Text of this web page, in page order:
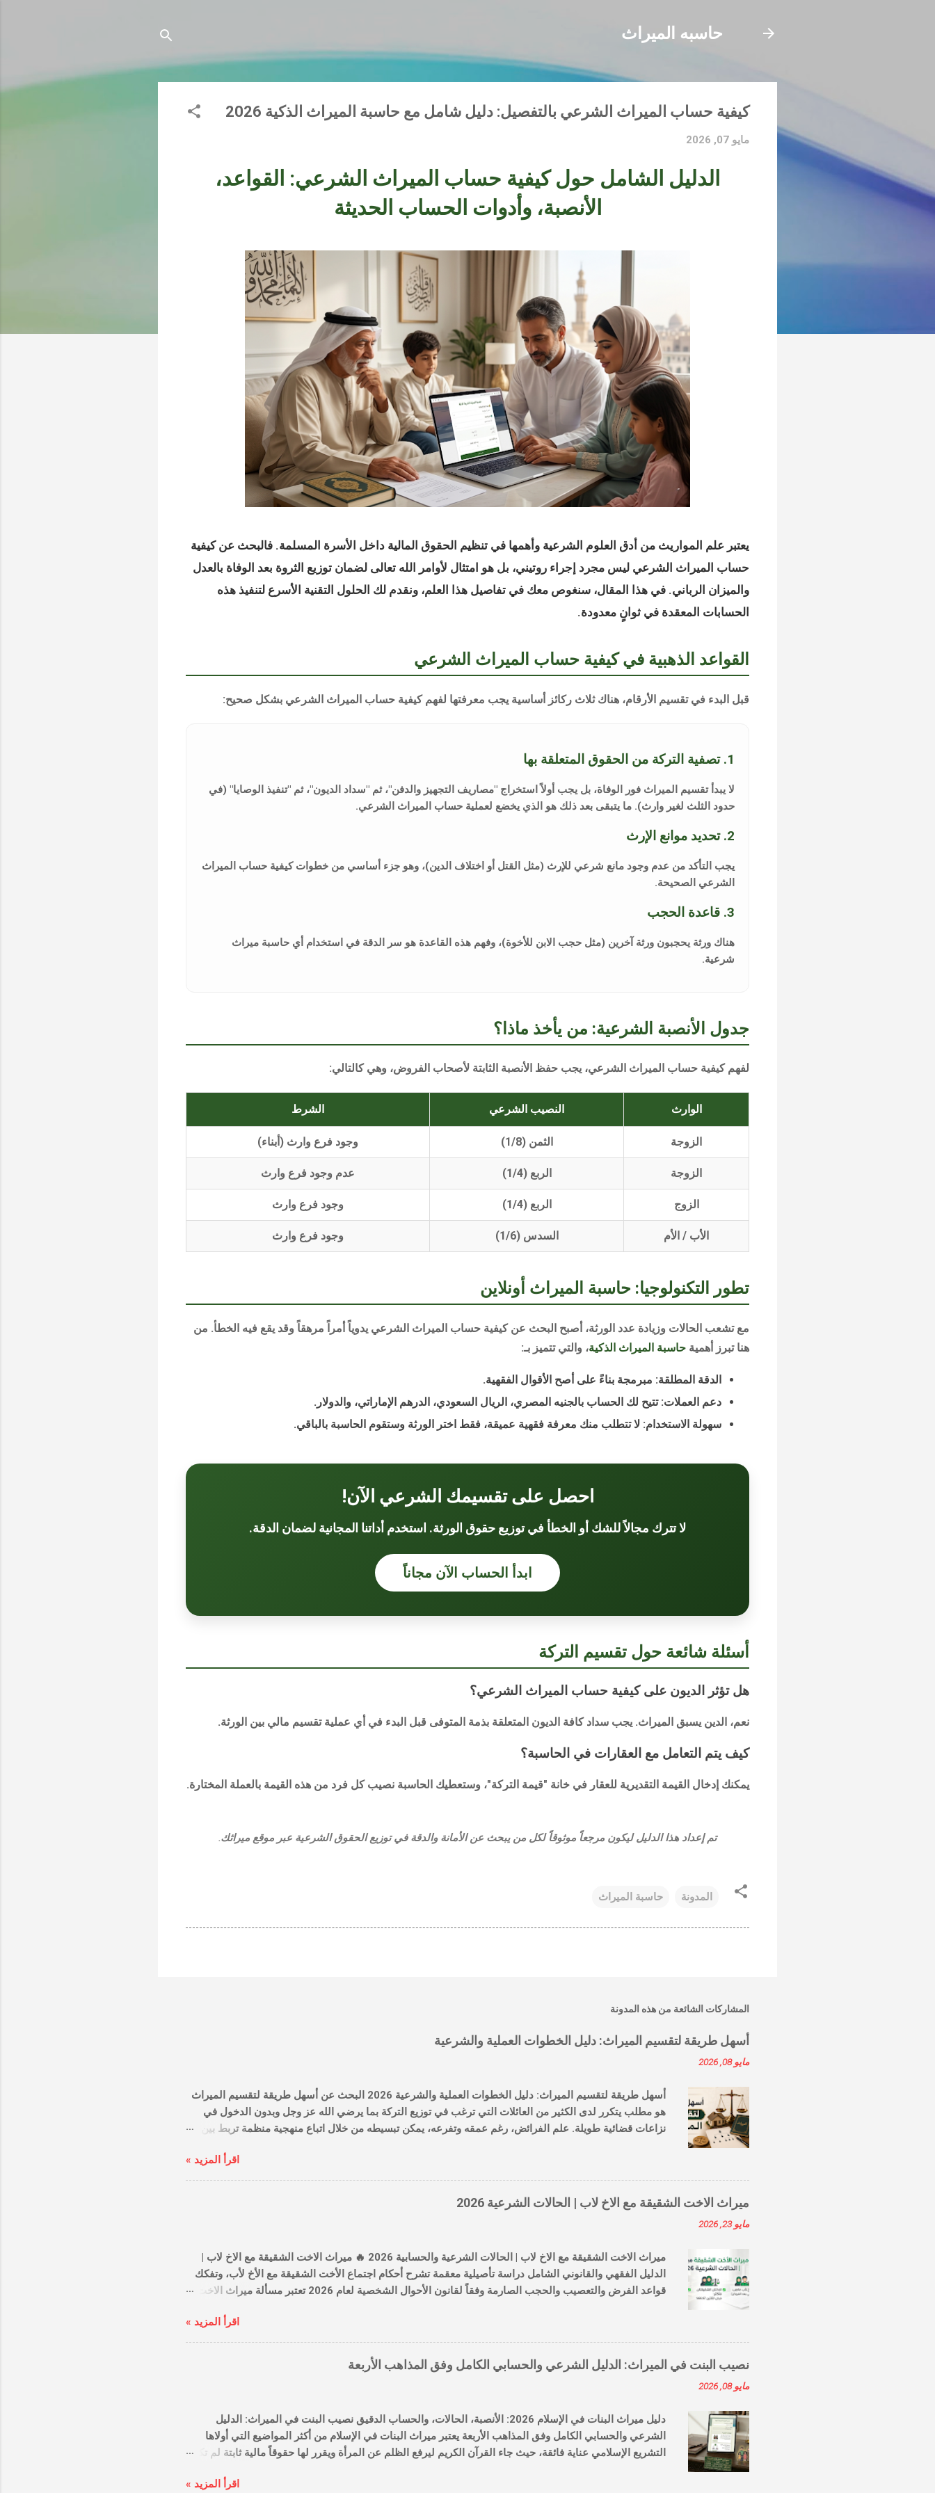
حاسبه الميراث
كيفية حساب الميراث الشرعي بالتفصيل: دليل شامل مع حاسبة الميراث الذكية 2026
مايو 07, 2026
الدليل الشامل حول كيفية حساب الميراث الشرعي: القواعد،
الأنصبة، وأدوات الحساب الحديثة
يعتبر علم المواريث من أدق العلوم الشرعية وأهمها في تنظيم الحقوق المالية داخل الأسرة المسلمة. فالبحث عنكيفية
حساب الميراث الشرعي ليس مجرد إجراء روتيني، بل هو امتثال لأوامر الله تعالى لضمان توزيع الثروة بعد الوفاة بالعدل
والميزان الرباني. في هذا المقال، سنغوص معك في تفاصيل هذا العلم، ونقدم لك الحلول التقنية الأسرع لتنفيذ هذه
الحسابات المعقدة في ثوانٍ معدودة.
القواعد الذهبية في كيفية حساب الميراث الشرعي
قبل البدء في تقسيم الأرقام، هناك ثلاث ركائز أساسية يجب معرفتها لفهمكيفية حساب الميراث الشرعي بشكل صحيح:
1. تصفية التركة من الحقوق المتعلقة بها
لا يبدأ تقسيم الميراث فور الوفاة، بل يجب أولاً استخراج "مصاريف التجهيز والدفن"، ثم "سداد الديون"، ثم "تنفيذ الوصايا" (في
حدود الثلث لغير وارث). ما يتبقى بعد ذلك هو الذي يخضع لعملية حساب الميراث الشرعي.
2. تحديد موانع الإرث
يجب التأكد من عدم وجود مانع شرعي للإرث (مثل القتل أو اختلاف الدين)، وهو جزء أساسي من خطواتكيفية حساب الميراث
الشرعي الصحيحة.
3. قاعدة الحجب
هناك ورثة يحجبون ورثة آخرين (مثل حجب الابن للأخوة)، وفهم هذه القاعدة هو سر الدقة في استخدام أي حاسبة ميراث
شرعية.
جدول الأنصبة الشرعية: من يأخذ ماذا؟
لفهمكيفية حساب الميراث الشرعي، يجب حفظ الأنصبة الثابتة لأصحاب الفروض، وهي كالتالي:
الوارث النصيب الشرعي الشرط
الزوجة الثمن (1/8) وجود فرع وارث (أبناء)
الزوجة الربع (1/4) عدم وجود فرع وارث
الزوج الربع (1/4) وجود فرع وارث
الأب / الأم السدس (1/6) وجود فرع وارث
تطور التكنولوجيا: حاسبة الميراث أونلاين
مع تشعب الحالات وزيادة عدد الورثة، أصبح البحث عنكيفية حساب الميراث الشرعي يدوياً أمراً مرهقاً وقد يقع فيه الخطأ. من
هنا تبرز أهمية حاسبة الميراث الذكية، والتي تتميز بـ:
الدقة المطلقة: مبرمجة بناءً على أصح الأقوال الفقهية.
دعم العملات: تتيح لك الحساب بالجنيه المصري، الريال السعودي، الدرهم الإماراتي، والدولار.
سهولة الاستخدام: لا تتطلب منك معرفة فقهية عميقة، فقط اختر الورثة وستقوم الحاسبة بالباقي.
احصل على تقسيمك الشرعي الآن!
لا تترك مجالاً للشك أو الخطأ في توزيع حقوق الورثة. استخدم أداتنا المجانية لضمان الدقة.
ابدأ الحساب الآن مجاناً
أسئلة شائعة حول تقسيم التركة
هل تؤثر الديون على كيفية حساب الميراث الشرعي؟
نعم، الدين يسبق الميراث. يجب سداد كافة الديون المتعلقة بذمة المتوفى قبل البدء في أي عملية تقسيم مالي بين الورثة.
كيف يتم التعامل مع العقارات في الحاسبة؟
يمكنك إدخال القيمة التقديرية للعقار في خانة "قيمة التركة"، وستعطيك الحاسبة نصيب كل فرد من هذه القيمة بالعملة المختارة.
تم إعداد هذا الدليل ليكون مرجعاً موثوقاً لكل من يبحث عن الأمانة والدقة في توزيع الحقوق الشرعية عبر موقع ميراثك.
المدونة حاسبة الميراث
المشاركات الشائعة من هذه المدونة
أسهل طريقة لتقسيم الميراث: دليل الخطوات العملية والشرعية
مايو 08, 2026
أسهل طريقة لتقسيم الميراث: دليل الخطوات العملية والشرعية 2026 البحث عن أسهل طريقة لتقسيم الميراث
هو مطلب يتكرر لدى الكثير من العائلات التي ترغب في توزيع التركة بما يرضي الله عز وجل وبدون الدخول في
نزاعات قضائية طويلة. علم الفرائض، رغم عمقه وتفرعه، يمكن تبسيطه من خلال اتباع منهجية منظمة تربط بين
الميراث؟ في عصرنا الحالي، أصبحت التركات تضم أصولاً متنوعة من عقارات وأسهم وعملات رقمية ونقدية
بمختلف الأنواع. هذا التنوع يجعل الطريقة التقليدية في الحساب يدوياً عرضة للخطأ. لذا، فإن "الأسهل" هنا لا يعني
التهاون في الحقوق، بل يعني "الوضوح والدقة" في الوصول للنصيب الشرعي لكل وارث بالمليم. أولاً: الخطوات
اقرأ المزيد »
ميراث الاخت الشقيقة مع الاخ لاب | الحالات الشرعية 2026
مايو 23, 2026
ميراث الاخت الشقيقة مع الاخ لاب | الحالات الشرعية والحسابية 2026 🔥 ميراث الاخت الشقيقة مع الاخ لاب |
الدليل الفقهي والقانوني الشامل دراسة تأصيلية معقمة تشرح أحكام اجتماع الأخت الشقيقة مع الأخ لأب، وتفكك
قواعد الفرض والتعصيب والحجب الصارمة وفقاً لقانون الأحوال الشخصية لعام 2026 تعتبر مسألة ميراث الاخت
التساؤل بكثرة في عائلات التعدد (عندما يكون للمتوفى إخوة من أبيه وإخوة أشقاء من أبيه وأمه معاً) حول كيفية
توزيع التركة عند اجتماع الأخت الشقيقة مع الأخ لأب. تقع الكثير من الأسر في خطأ شائع بظنهم أن الأخ لأب يعصب
ذلك تماماً؛ فالأخت الشقيقة أقوى سبباً وقرابة للمتوفى، وإرثها مقدم بالفرض على تعصيب الأخ لأب. في هذا
اقرأ المزيد »
نصيب البنت في الميراث: الدليل الشرعي والحسابي الكامل وفق المذاهب الأربعة
مايو 08, 2026
دليل ميراث البنات في الإسلام 2026: الأنصبة، الحالات، والحساب الدقيق نصيب البنت في الميراث: الدليل
الشرعي والحسابي الكامل وفق المذاهب الأربعة يعتبر ميراث البنات في الإسلام من أكثر المواضيع التي أولاها
التشريع الإسلامي عناية فائقة، حيث جاء القرآن الكريم ليرفع الظلم عن المرأة ويقرر لها حقوقاً مالية ثابتة لم تكن
مستعرضين حالات نصيب البنت بالأدلة من القرآن والسنة، مع توضيح كيفية استخدام حاسبة الميراث الذكيةاقرأ المزيد »